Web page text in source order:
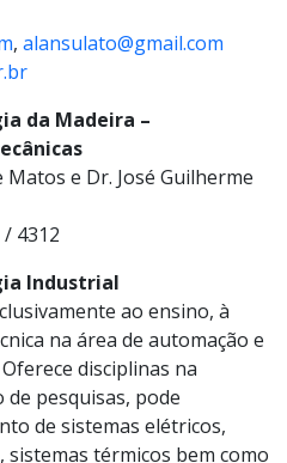
, alansulato@gmail.com
da Madeira –
e Dr. José Guilherme
4312
Industrial
ao ensino, à
na área de automação e
disciplinas na
pesquisas, pode
de sistemas elétricos,
térmicos bem como